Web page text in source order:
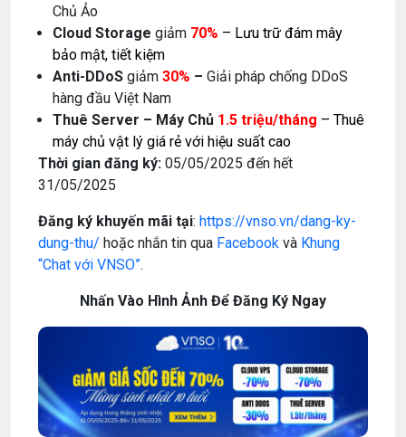
Chủ Ảo
Cloud Storage giảm 70% – Lưu trữ đám mây
bảo mật, tiết kiệm
Anti-DDoS giảm 30% – Giải pháp chống DDoS
hàng đầu Việt Nam
Thuê Server – Máy Chủ 1.5 triệu/tháng – Thuê
máy chủ vật lý giá rẻ với hiệu suất cao
Thời gian đăng ký: 05/05/2025 đến hết
31/05/2025
Đăng ký khuyến mãi tại: https://vnso.vn/dang-ky-
dung-thu/ hoặc nhắn tin qua Facebook và Khung
“Chat với VNSO”.
Nhấn Vào Hình Ảnh Để Đăng Ký Ngay